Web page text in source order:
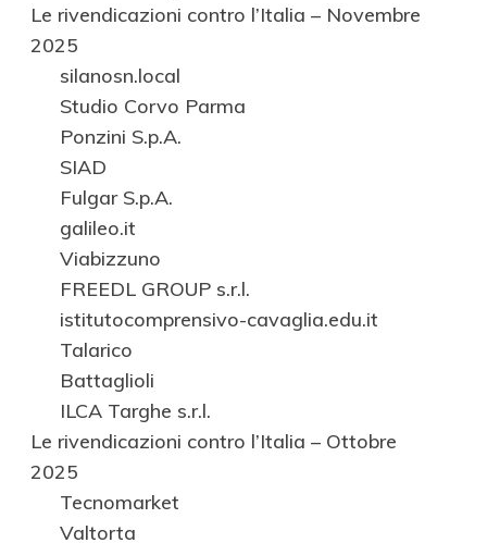
Le rivendicazioni contro l’Italia – Novembre
2025
silanosn.local
Studio Corvo Parma
Ponzini S.p.A.
SIAD
Fulgar S.p.A.
galileo.it
Viabizzuno
FREEDL GROUP s.r.l.
istitutocomprensivo-cavaglia.edu.it
Talarico
Battaglioli
ILCA Targhe s.r.l.
Le rivendicazioni contro l’Italia – Ottobre
2025
Tecnomarket
Valtorta